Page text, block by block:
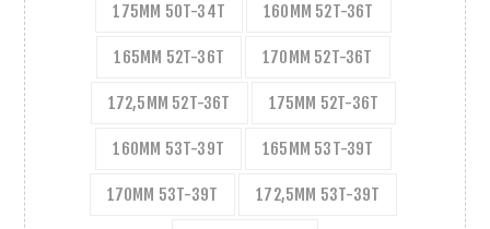
175MM 50T-34T 160MM 52T-36T
165MM 52T-36T 170MM 52T-36T
172,5MM 52T-36T 175MM 52T-36T
160MM 53T-39T 165MM 53T-39T
170MM 53T-39T 172,5MM 53T-39T